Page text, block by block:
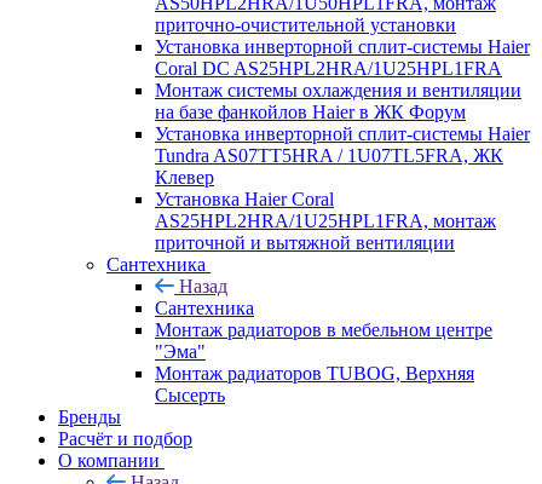
приточно-очистительной установки
Установка инверторной сплит-системы Haier
Coral DC AS25HPL2HRA/1U25HPL1FRA
Монтаж системы охлаждения и вентиляции
на базе фанкойлов Haier в ЖК Форум
Установка инверторной сплит-системы Haier
Tundra AS07TT5HRA / 1U07TL5FRA, ЖК
Клевер
Установка Haier Coral
AS25HPL2HRA/1U25HPL1FRA, монтаж
приточной и вытяжной вентиляции
Сантехника
Назад
Сантехника
Монтаж радиаторов в мебельном центре
"Эма"
Монтаж радиаторов TUBOG, Верхняя
Сысерть
Бренды
Расчёт и подбор
О компании